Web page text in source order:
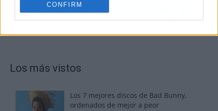
CONFIRM
Los más vistos
Los 7 mejores discos de Bad Bunny,
ordenados de mejor a peor